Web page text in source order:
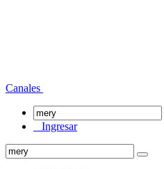
Canales
Ingresar